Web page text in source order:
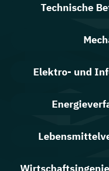
Technische
Elektro- und